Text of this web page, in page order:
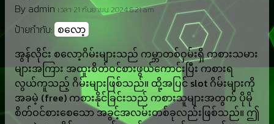
By admin เวลา 21 กันยายน 2024 6:21 am
ป้ายกำกับ: စလော့
အွန်လိုင်း စလော့ဂိမ်းများသည် ကမ္ဘာတစ်ဝှမ်းရှိ ကစားသမား
များအကြား အထူးစိတ်ဝင်စားဖွယ်ကောင်းပြီး ကစားရ
လွယ်ကူသည့် ဂိမ်းများဖြစ်သည်။ ထို့အပြင် slot ဂိမ်းများကို
အခမဲ့ (free) ကစားနိုင်ခြင်းသည် ကစားသူများအတွက် ပိုမို
စိတ်ဝင်စားစေသော အခွင့်အလမ်းတစ်ခုလည်းဖြစ်သည်။ ဤ